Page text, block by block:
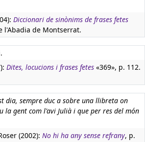
Diccionari de sinònims de frases fetes
l'Abadia de Montserrat.
Dites, locucions i frases fetes «369», p. 112.
dia, sempre duc a sobre una llibreta on
la gent com l'avi Julià i que per res del món
(2002): No hi ha any sense refrany, p.